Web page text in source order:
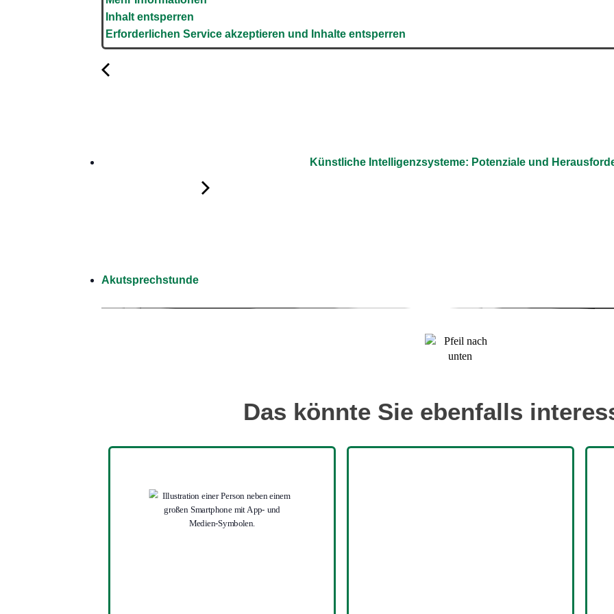
Inhalt entsperren
Erforderlichen Service akzeptieren und Inhalte entsperren
Künstliche Intelligenzsysteme: Potenziale und
Akutsprechstunde
Das könnte Sie ebenfalls